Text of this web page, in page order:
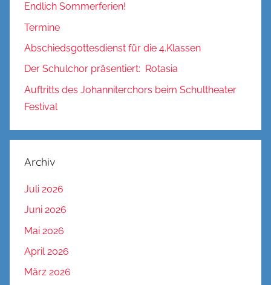
Endlich Sommerferien!
Termine
Abschiedsgottesdienst für die 4.Klassen
Der Schulchor präsentiert: Rotasia
Auftritts des Johanniterchors beim Schultheater
Festival
Archiv
Juli 2026
Juni 2026
Mai 2026
April 2026
März 2026